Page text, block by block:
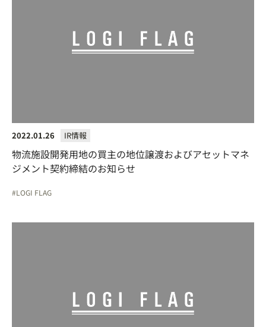
2022.01.26 IR情報
物流施設開発用地の買主の地位譲渡およびアセットマネ
ジメント契約締結のお知らせ
LOGI FLAG